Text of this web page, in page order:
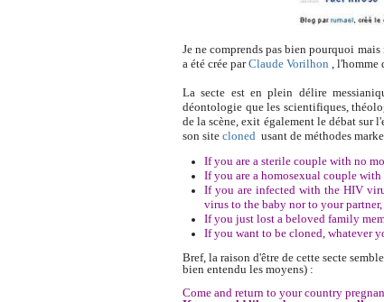
Je ne comprends pas bien pourquoi
a été crée par Claude Vorilhon , l'homme
La secte est en plein délire
déontologie que les scientifiques,
de la scène, exit également le débat sur
son site cloned usant de méthodes
If you are a sterile couple with no
If you are a homosexual couple
If you are infected with the HIV
virus to the baby nor to your partner,
If you just lost a beloved family
If you want to be cloned, whatever
Bref, la raison d'être de cette secte
bien entendu les moyens) :
Come and return to your country